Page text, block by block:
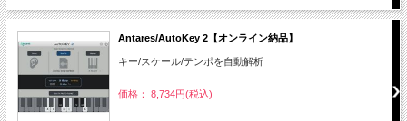
Antares/AutoKey 2【オンライン納品】
キー/スケール/テンポを自動解析
価格： 8,734円(税込)